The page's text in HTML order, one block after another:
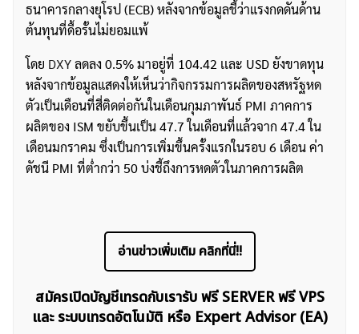
ธนาคารกลางยุโรป (ECB) หลังจากข้อมูลชี้ว่าแรงกดดันด้าน
ต้นทุนที่ดื้อรั้นไม่ยอมแพ้
โดย DXYลดลง 0.5% มาอยู่ที่ 104.42 เเละ USD ยังขาดทุน
หลังจากข้อมูลแสดงให้เห็นว่ากิจกรรมการผลิตของสหรัฐหด
ตัวเป็นเดือนที่สี่ติดต่อกันในเดือนกุมภาพันธ์ PMI ภาคการ
ผลิตของ ISM ขยับขึ้นเป็น 47.7 ในเดือนที่แล้วจาก 47.4 ใน
เดือนมกราคม ซึ่งเป็นการเพิ่มขึ้นครั้งแรกในรอบ 6 เดือน ค่า
ดัชนี PMI ที่ต่ำกว่า 50 บ่งชี้ถึงการหดตัวในภาคการผลิต
อ่านข่าวเพิ่มเติม คลิกที่นี่!!
สมัครเปิดบัญชีเทรดกับเรารับ ฟรี SERVER ฟรี VPS
และ ระบบเทรดอัตโนมัติ หรือ Expert Advisor (EA)